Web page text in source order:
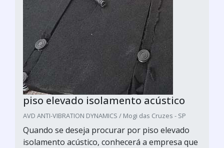
piso elevado isolamento acústico
AVD ANTI-VIBRATION DYNAMICS / Mogi das Cruzes - SP
Quando se deseja procurar por piso elevado
isolamento acústico, conhecerá a empresa que